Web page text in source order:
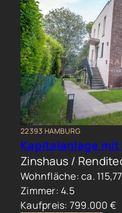
22393 HAMBURG
Zinshaus /
Wohnfläche: ca.
Zimmer: 4.5
Kaufpreis: 799.000 €